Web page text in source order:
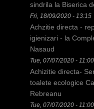
sindrila la Biserica
Fri, 18/09/2020 - 13:15
Achzitie directa -
igienizari - la
Nasaud
Tue, 07/07/2020 - 11:00
Achizitie directa-
toalete ecologice
Rebreanu
Tue, 07/07/2020 - 11:00